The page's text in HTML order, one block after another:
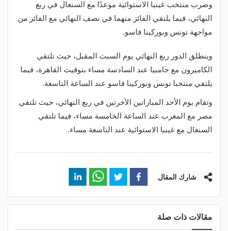
وضرب منتخب غينيا الاستوائية موعدًا مع السنغال في ربع
النهائي، فيما يلتقي الفائز منهما في نصف النهائي مع الفائز من
مواجهة تونس وبوركينا فاسو.
وينطلق الدور ربع النهائي يوم السبت المقبل، حيث تلتقي
الكاميرون مع جامبيا عند السادسة مساء بتوقيت القاهرة، فيما
يلتقي منتخبا تونس وبوركينا فاسو عند الساعة التاسعة.
وتقام يوم الأحد المباراتين الأخرتين في ربع النهائي، حيث تلتقي
مصر مع المغرب عند الساعة الخامسة مساء، فيما تلتقي
السنغال مع غينيا الاستوائية عند التاسعة مساء.
شارك المقال
مقالات ذات صلة